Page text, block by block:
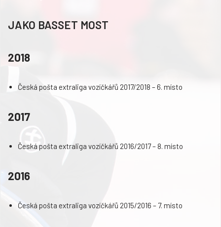
JAKO BASSET MOST
2018
Česká pošta extraliga vozíčkářů 2017/2018 – 6. místo
2017
Česká pošta extraliga vozíčkářů 2016/2017 – 8. místo
2016
Česká pošta extraliga vozíčkářů 2015/2016 – 7. místo